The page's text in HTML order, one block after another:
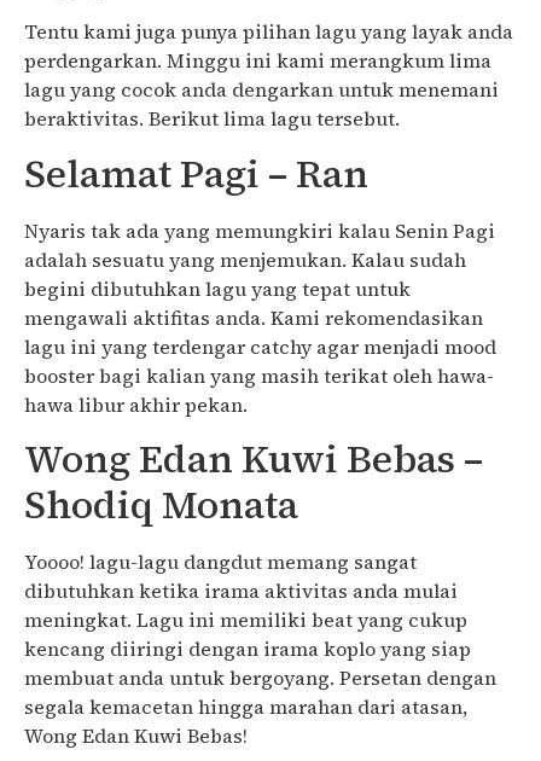
Tentu kami juga punya pilihan lagu yang layak anda
perdengarkan. Minggu ini kami merangkum lima
lagu yang cocok anda dengarkan untuk menemani
beraktivitas. Berikut lima lagu tersebut.
Selamat Pagi – Ran
Nyaris tak ada yang memungkiri kalau Senin Pagi
adalah sesuatu yang menjemukan. Kalau sudah
begini dibutuhkan lagu yang tepat untuk
mengawali aktifitas anda. Kami rekomendasikan
lagu ini yang terdengar catchy agar menjadi mood
booster bagi kalian yang masih terikat oleh hawa-
hawa libur akhir pekan.
Wong Edan Kuwi Bebas –
Shodiq Monata
Yoooo! lagu-lagu dangdut memang sangat
dibutuhkan ketika irama aktivitas anda mulai
meningkat. Lagu ini memiliki beat yang cukup
kencang diiringi dengan irama koplo yang siap
membuat anda untuk bergoyang. Persetan dengan
segala kemacetan hingga marahan dari atasan,
Wong Edan Kuwi Bebas!